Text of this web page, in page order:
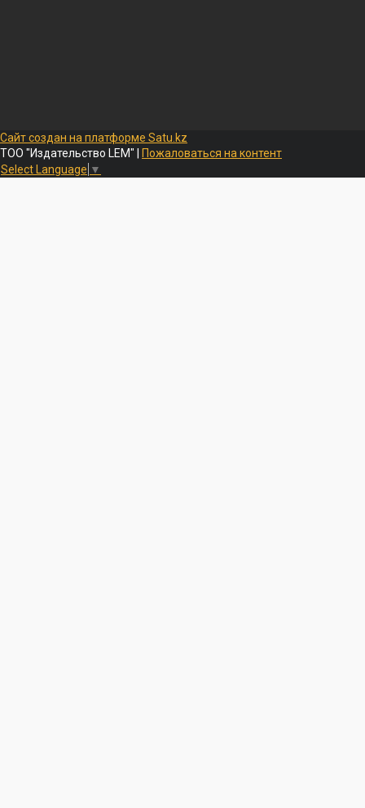
Сайт создан на платформе Satu.kz
ТОО "Издательство LEM" |
Пожаловаться на контент
Select Language ▼